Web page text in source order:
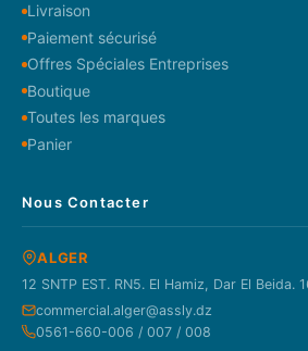
Livraison
Paiement sécurisé
Offres Spéciales Entreprises
Boutique
Toutes les marques
Panier
Nous Contacter
ALGER
12 SNTP EST. RN5. El Hamiz, Dar El Beida.
commercial.alger@assly.dz
0561-660-006 / 007 / 008